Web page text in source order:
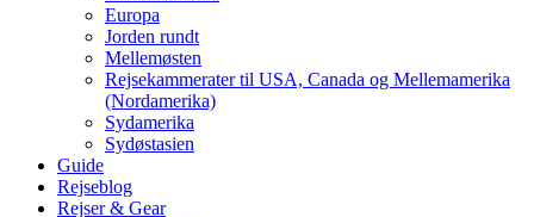
Europa
Jorden rundt
Mellemøsten
Rejsekammerater til USA, Canada og Mellemamerika
(Nordamerika)
Sydamerika
Sydøstasien
Guide
Rejseblog
Rejser & Gear